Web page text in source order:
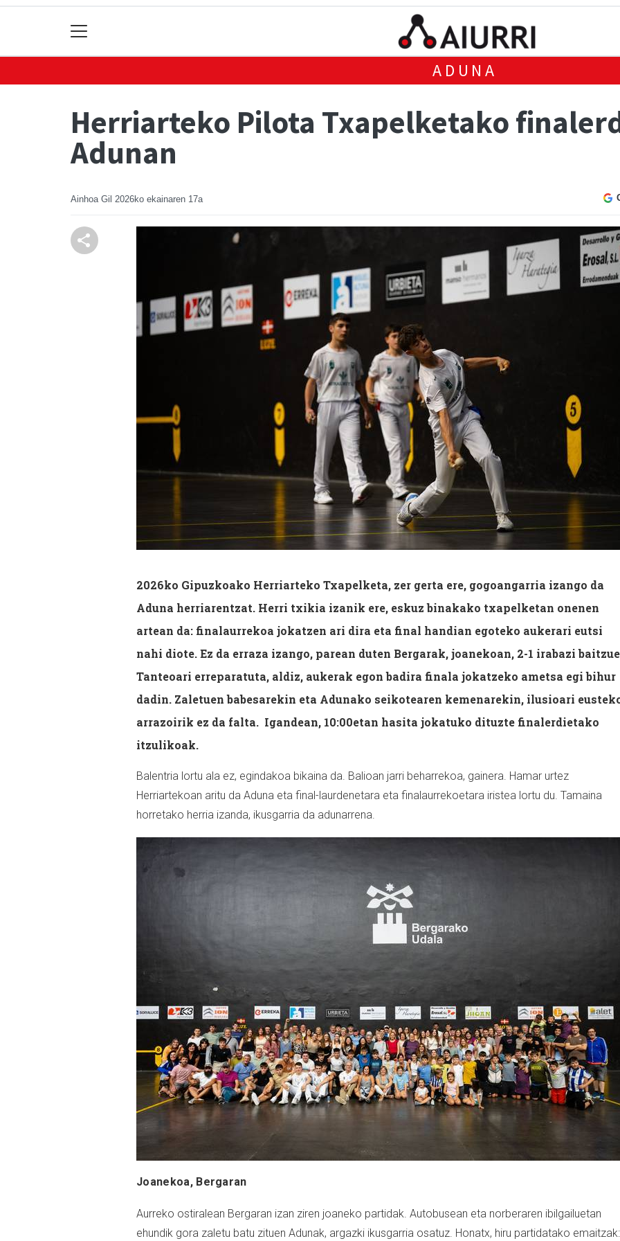
ADUNA
Herriarteko Pilota Txapelketako
Adunan
Ainhoa Gil 2026ko ekainaren 17a
2026ko Gipuzkoako Herriarteko Txapelketa, zer gerta ere, gogoangarria izango da
Aduna herriarentzat. Herri txikia izanik ere, eskuz binakako txapelketan onenen
artean da: finalaurrekoa jokatzen ari dira eta final handian egoteko aukerari eutsi
nahi diote. Ez da erraza izango, parean duten Bergarak, joanekoan, 2-1 irabazi
Tanteoari erreparatuta, aldiz, aukerak egon badira finala jokatzeko ametsa egi bihur
dadin. Zaletuen babesarekin eta Adunako seikotearen kemenarekin, ilusioari
arrazoirik ez da falta. Igandean, 10:00etan hasita jokatuko dituzte finalerdietako
itzulikoak.
Balentria lortu ala ez, egindakoa bikaina da. Balioan jarri beharrekoa, gainera. Hamar urtez
Herriartekoan aritu da Aduna eta final-laurdenetara eta finalaurrekoetara iristea lortu du. Tamaina
horretako herria izanda, ikusgarria da adunarrena.
Joanekoa, Bergaran
Aurreko ostiralean Bergaran izan ziren joaneko partidak. Autobusean eta norberaren ibilgailuetan
ehundik gora zaletu batu zituen Adunak, argazki ikusgarria osatuz. Honatx, hiru partidatako emaitzak: